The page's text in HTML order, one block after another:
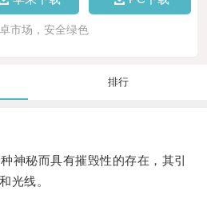
市场，安全绿色
排行
秘而具有摧毁性的存在，其引
光线。